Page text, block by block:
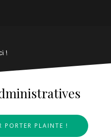
!
PLAINTE !